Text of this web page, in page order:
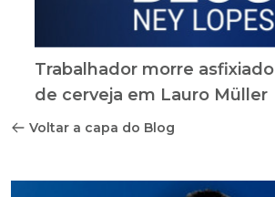
Trabalhador morre
de cerveja em Lauro Müller
Voltar a capa do Blog